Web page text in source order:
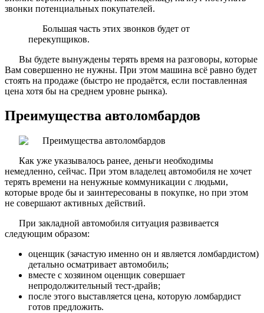
звонки потенциальных покупателей.
Большая часть этих звонков будет от
перекупщиков.
Вы будете вынуждены терять время на разговоры, которые
Вам совершенно не нужны. При этом машина всё равно будет
стоять на продаже (быстро не продаётся, если поставленная
цена хотя бы на среднем уровне рынка).
Преимущества автоломбардов
Как уже указывалось ранее, деньги необходимы
немедленно, сейчас. При этом владелец автомобиля не хочет
терять времени на ненужные коммуникации с людьми,
которые вроде бы и заинтересованы в покупке, но при этом
не совершают активных действий.
При закладной автомобиля ситуация развивается
следующим образом:
оценщик (зачастую именно он и является ломбардистом)
детально осматривает автомобиль;
вместе с хозяином оценщик совершает
непродолжительный тест-драйв;
после этого выставляется цена, которую ломбардист
готов предложить.